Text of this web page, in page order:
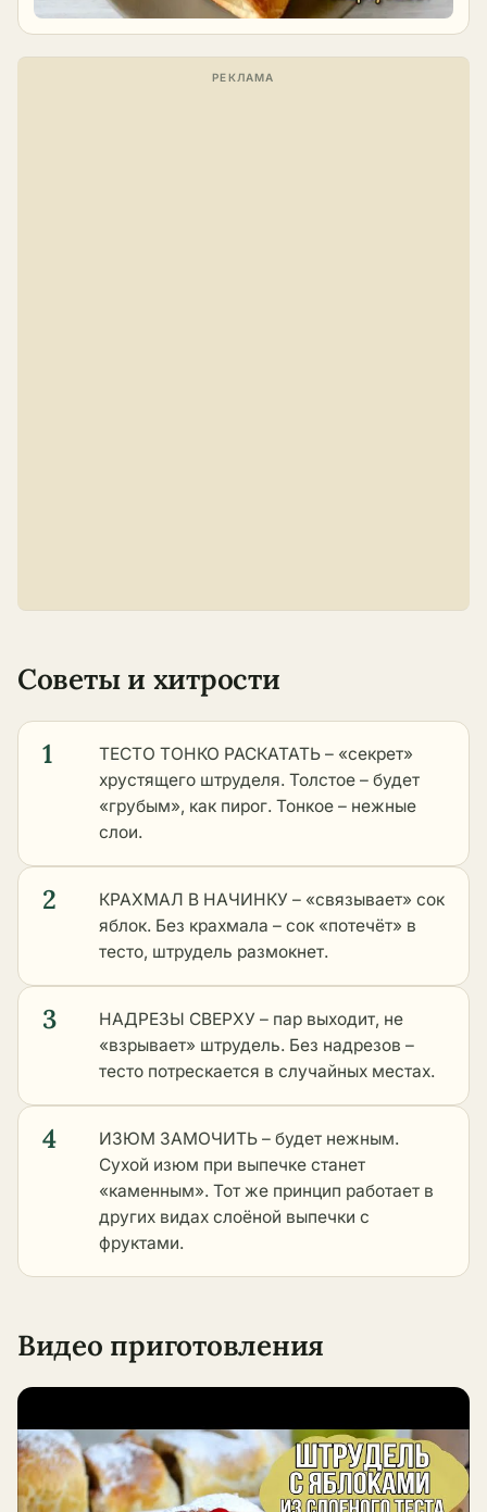
Советы и хитрости
1
ТЕСТО ТОНКО РАСКАТАТЬ – «секрет»
хрустящего штруделя. Толстое – будет
«грубым», как пирог. Тонкое – нежные
слои.
2
КРАХМАЛ В НАЧИНКУ – «связывает» сок
яблок. Без крахмала – сок «потечёт» в
тесто, штрудель размокнет.
3
НАДРЕЗЫ СВЕРХУ – пар выходит, не
«взрывает» штрудель. Без надрезов –
тесто потрескается в случайных местах.
4
ИЗЮМ ЗАМОЧИТЬ – будет нежным.
Сухой изюм при выпечке станет
«каменным». Тот же принцип работает в
других видах слоёной выпечки с
фруктами.
Видео приготовления